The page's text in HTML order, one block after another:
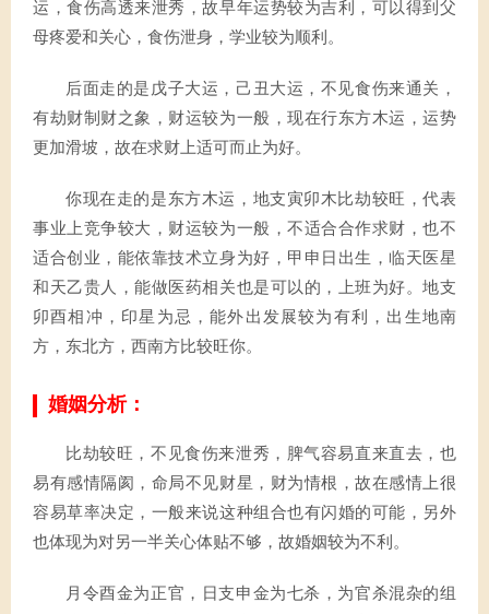
运，食伤高透来泄秀，故早年运势较为吉利，可以得到父
母疼爱和关心，食伤泄身，学业较为顺利。
后面走的是戊子大运，己丑大运，不见食伤来通关，
有劫财制财之象，财运较为一般，现在行东方木运，运势
更加滑坡，故在求财上适可而止为好。
你现在走的是东方木运，地支寅卯木比劫较旺，代表
事业上竞争较大，财运较为一般，不适合合作求财，也不
适合创业，能依靠技术立身为好，甲申日出生，临天医星
和天乙贵人，能做医药相关也是可以的，上班为好。地支
卯酉相冲，印星为忌，能外出发展较为有利，出生地南
方，东北方，西南方比较旺你。
婚姻分析：
比劫较旺，不见食伤来泄秀，脾气容易直来直去，也
易有感情隔阂，命局不见财星，财为情根，故在感情上很
容易草率决定，一般来说这种组合也有闪婚的可能，另外
也体现为对另一半关心体贴不够，故婚姻较为不利。
月令酉金为正官，日支申金为七杀，为官杀混杂的组